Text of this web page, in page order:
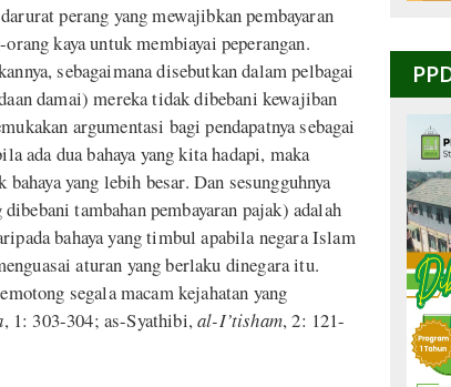
perang yang mewajibkan pembayaran
kaya untuk membiayai peperangan.
sebagaimana disebutkan dalam pelbagai
damai) mereka tidak dibebani kewajiban
argumentasi bagi pendapatnya sebagai
ada dua bahaya yang kita hadapi, maka
yang lebih besar. Dan sesungguhnya
tambahan pembayaran pajak) adalah
bahaya yang timbul apabila negara Islam
aturan yang berlaku dinegara itu.
segala macam kejahatan yang
, 1: 303-304; as-Syathibi,al-I’tisham, 2: 121-